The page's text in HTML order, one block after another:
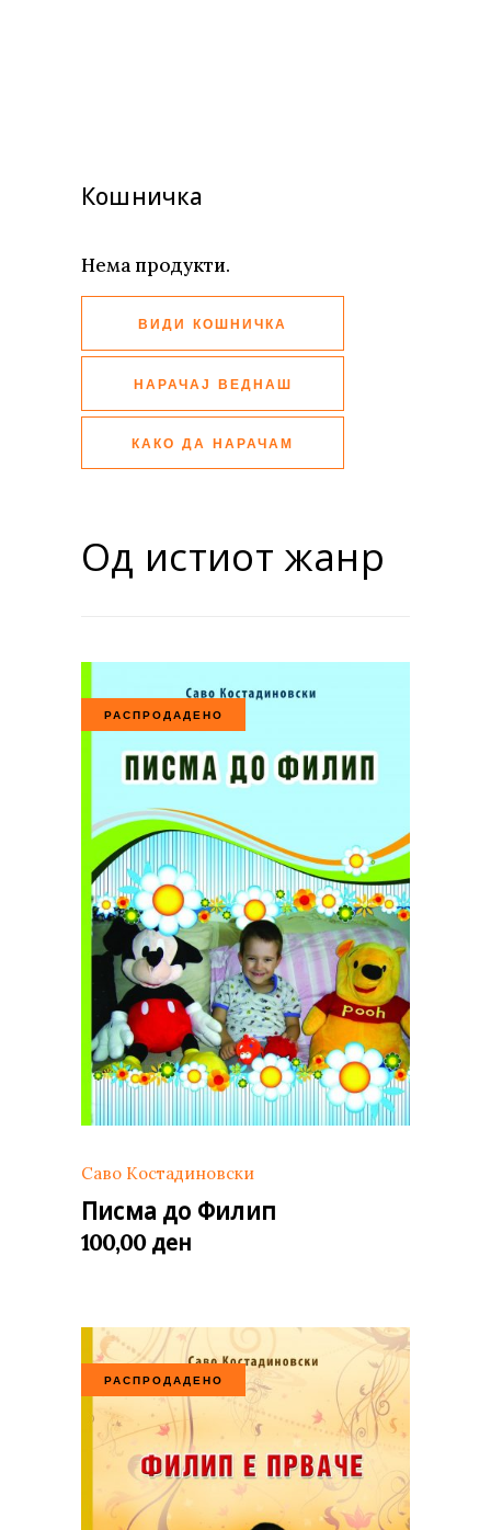
Кошничка
Нема продукти.
ВИДИ КОШНИЧКА
НАРАЧАЈ ВЕДНАШ
КАКО ДА НАРАЧАМ
Од истиот жанр
РАСПРОДАДЕНО
Саво Костадиновски
Писма до Филип
100,00 ден
РАСПРОДАДЕНО